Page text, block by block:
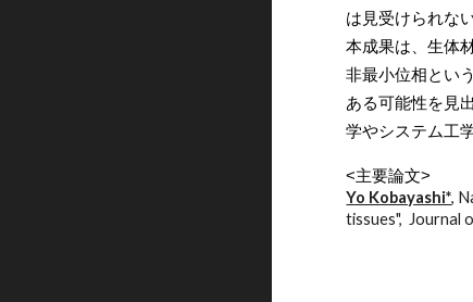
は見受けられな
本成果は、生体
非最小位相とい
ある可能性を見
学やシステム工
<主要論文>
Yo Kobayashi*,
tissues", Journal